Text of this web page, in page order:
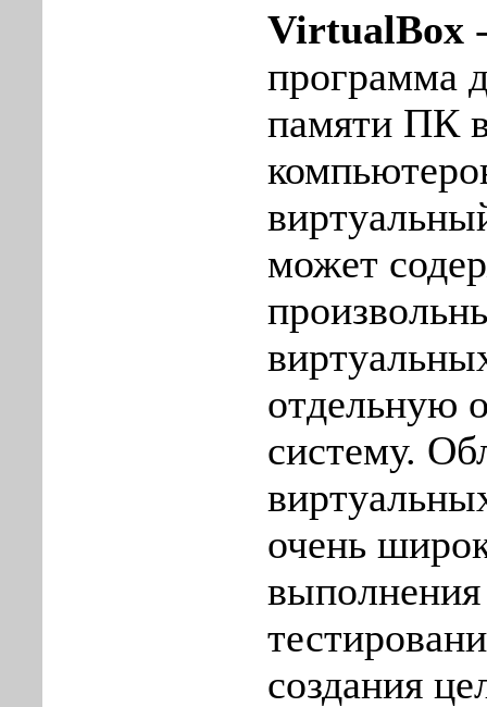
VirtualBox
программа
памяти ПК
может
отдельную
систему.
очень
создания